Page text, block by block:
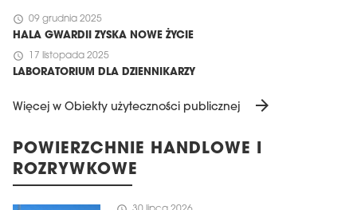
schedule 09 grudnia 2025
HALA GWARDII ZYSKA NOWE ŻYCIE
schedule 17 listopada 2025
LABORATORIUM DLA DZIENNIKARZY
Więcej w Obiekty użyteczności publicznej arrow_forward
POWIERZCHNIE HANDLOWE I
ROZRYWKOWE